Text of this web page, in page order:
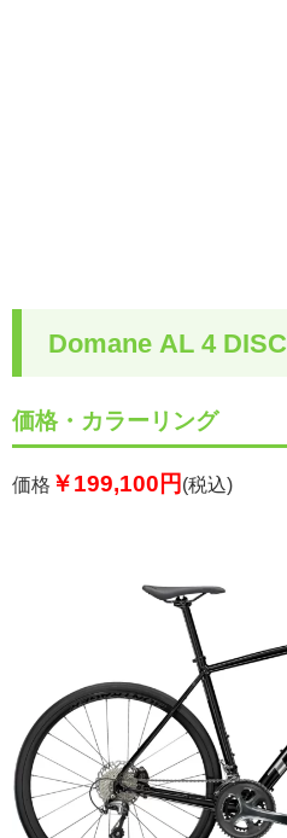
Domane AL 4 DISC
価格・カラーリング
価格 ￥199,100円 (税込)